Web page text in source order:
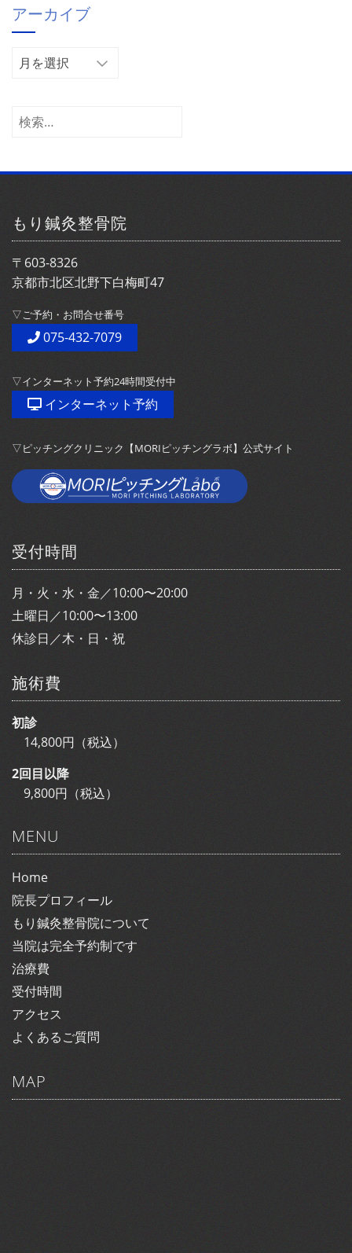
リ
ー
アーカイブ
ア
イ
検
もり鍼灸整骨院
〒603-8326
京都市北区北野下白梅町47
▽ご予約・お問合せ番号
075-432-7079
▽インターネット予約24時間受付中
インターネット予約
▽ピッチングクリニック【MORIピッチングラボ】公式サイト
受付時間
月・火・水・金／10:00〜20:00
土曜日／10:00〜13:00
休診日／木・日・祝
施術費
初診
14,800円（税込）
2回目以降
9,800円（税込）
MENU
Home
院長プロフィール
もり鍼灸整骨院について
当院は完全予約制です
治療費
受付時間
アクセス
よくあるご質問
MAP